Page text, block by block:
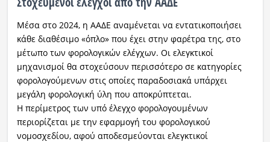
Μέσα στο 2024, η ΑΑΔΕ αναμένεται να εντατικοποιήσει
κάθε διαθέσιμο «όπλο» που έχει στην φαρέτρα της, στο
μέτωπο των φορολογικών ελέγχων. Οι ελεγκτικοί
μηχανισμοί θα στοχεύσουν περισσότερο σε κατηγορίες
φορολογούμενων στις οποίες παραδοσιακά υπάρχει
μεγάλη φορολογική ύλη που αποκρύπτεται.
Η περίμετρος των υπό έλεγχο φορολογουμένων
περιορίζεται με την εφαρμογή του φορολογικού
νομοσχεδίου, αφού αποδεσμεύονται ελεγκτικοί